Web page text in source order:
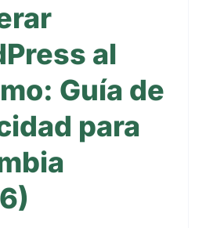
al
Guía de
para